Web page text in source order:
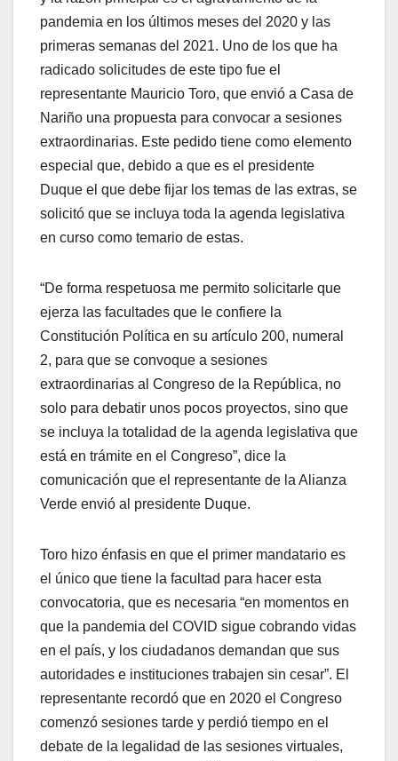
pandemia en los últimos meses del 2020 y las
primeras semanas del 2021. Uno de los que ha
radicado solicitudes de este tipo fue el
representante Mauricio Toro, que envió a Casa de
Nariño una propuesta para convocar a sesiones
extraordinarias. Este pedido tiene como elemento
especial que, debido a que es el presidente
Duque el que debe fijar los temas de las extras, se
solicitó que se incluya toda la agenda legislativa
en curso como temario de estas.
“De forma respetuosa me permito solicitarle que
ejerza las facultades que le confiere la
Constitución Política en su artículo 200, numeral
2, para que se convoque a sesiones
extraordinarias al Congreso de la República, no
solo para debatir unos pocos proyectos, sino que
se incluya la totalidad de la agenda legislativa que
está en trámite en el Congreso”, dice la
comunicación que el representante de la Alianza
Verde envió al presidente Duque.
Toro hizo énfasis en que el primer mandatario es
el único que tiene la facultad para hacer esta
convocatoria, que es necesaria “en momentos en
que la pandemia del COVID sigue cobrando vidas
en el país, y los ciudadanos demandan que sus
autoridades e instituciones trabajen sin cesar”. El
representante recordó que en 2020 el Congreso
comenzó sesiones tarde y perdió tiempo en el
debate de la legalidad de las sesiones virtuales,